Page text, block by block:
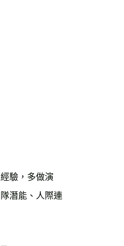
驗，多做演
潛能、人際連